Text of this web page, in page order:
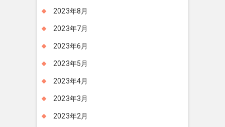
2023年8月
2023年7月
2023年6月
2023年5月
2023年4月
2023年3月
2023年2月